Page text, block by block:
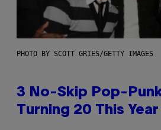
PHOTO BY SCOTT GRIES/GETTY IMAGES
3 No-Skip Pop-
Turning 20 This Year